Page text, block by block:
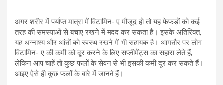
अगर शरीर में पर्याप्त मात्रा में विटामिन- ए मौजूद हो तो यह फेफड़ों को कई
तरह की समस्याओं से बचाए रखने में मदद कर सकता है। इसके अतिरिक्त,
यह अग्नाश्य और आंतों को स्वस्थ रखने में भी सहायक है। आमतौर पर लोग
विटामिन- ए की कमी को दूर करने के लिए सप्लीमेंट्स का सहारा लेते हैं,
लेकिन आप चाहें तो कुछ फलों के सेवन से भी इसकी कमी दूर कर सकते हैं।
आइए ऐसे ही कुछ फलों के बारे में जानते हैं।